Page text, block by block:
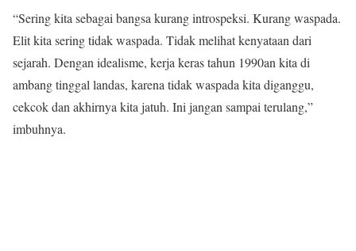
“Sering kita sebagai bangsa kurang introspeksi. Kurang waspada.
Elit kita sering tidak waspada. Tidak melihat kenyataan dari
sejarah. Dengan idealisme, kerja keras tahun 1990an kita di
ambang tinggal landas, karena tidak waspada kita diganggu,
cekcok dan akhirnya kita jatuh. Ini jangan sampai terulang,”
imbuhnya.